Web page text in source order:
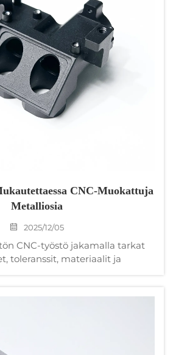
CNC-Muokattuja
Metalliosia
2025/12/05
CNC-työstö jakamalla tarkat
toleranssit, materiaalit ja